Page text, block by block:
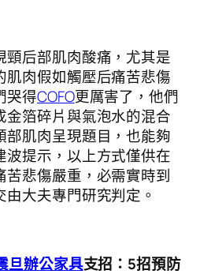
頸后部肌肉酸痛，尤其是
肌肉假如觸壓后痛苦悲傷
哭得COFO更厲害了，他們
金箔碎片與氣泡水的混合
部肌肉呈現題目，也能夠
波提示，以上方式僅供在
苦悲傷嚴重，必需實時到
大夫專門研究判定。
旦辦公家具支招：5招預防